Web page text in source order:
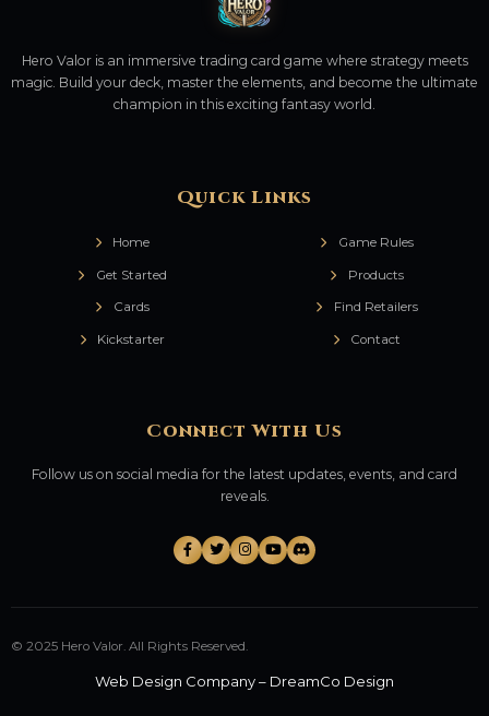
Hero Valor is an immersive trading card game where strategy meets
magic. Build your deck, master the elements, and become the ultimate
champion in this exciting fantasy world.
Quick Links
Home
Get Started
Cards
Kickstarter
Game Rules
Products
Find Retailers
Contact
Connect With Us
Follow us on social media for the latest updates, events, and card
reveals.
© 2025 Hero Valor. All Rights Reserved.
Web Design Company– DreamCo Design